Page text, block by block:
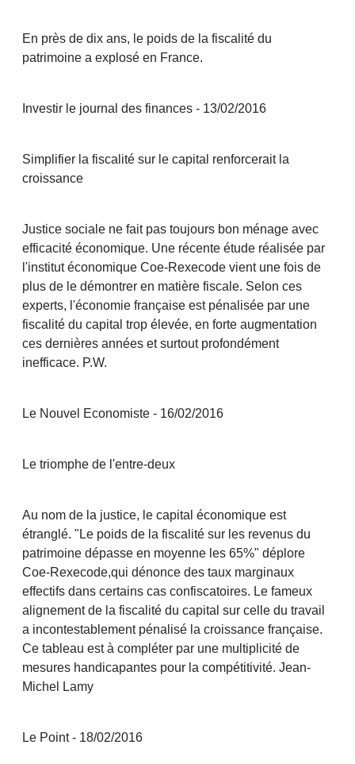
En près de dix ans, le poids de la fiscalité du
patrimoine a explosé en France.
Investir le journal des finances - 13/02/2016
Simplifier la fiscalité sur le capital renforcerait la
croissance
Justice sociale ne fait pas toujours bon ménage avec
efficacité économique. Une récente étude réalisée par
l'institut économique Coe-Rexecode vient une fois de
plus de le démontrer en matière fiscale. Selon ces
experts, l'économie française est pénalisée par une
fiscalité du capital trop élevée, en forte augmentation
ces dernières années et surtout profondément
inefficace. P.W.
Le Nouvel Economiste - 16/02/2016
Le triomphe de l'entre-deux
Au nom de la justice, le capital économique est
étranglé. "Le poids de la fiscalité sur les revenus du
patrimoine dépasse en moyenne les 65%" déplore
Coe-Rexecode,qui dénonce des taux marginaux
effectifs dans certains cas confiscatoires. Le fameux
alignement de la fiscalité du capital sur celle du travail
a incontestablement pénalisé la croissance française.
Ce tableau est à compléter par une multiplicité de
mesures handicapantes pour la compétitivité. Jean-
Michel Lamy
Le Point - 18/02/2016